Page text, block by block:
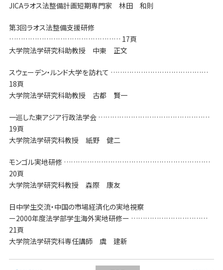
JICAラオス法整備計画短期専門家 林田 和則
第3回ラオス法整備支援研修
………………………………………… 17頁
大学院法学研究科助教授 中東 正文
スウェーデン・ルンド大学を訪れて ……………………………………
18頁
大学院法学研究科助教授 古都 賢一
一巡した東アジア行政法学会 …………………………………………
19頁
大学院法学研究科教授 紙野 健二
モンゴル実地研修 ………………………………………………………
20頁
大学院法学研究科教授 森際 康友
日中学生交流・中国の市場経済化の実地視察
ー2000年度法学部学生海外実地研修ー ……………………………
21頁
大学院法学研究科専任講師 虞 建新